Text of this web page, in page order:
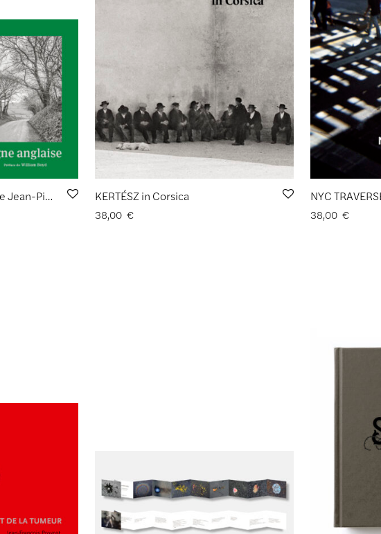
CAMPAGNE ANGLAISE de Jean-Pierre GILSON KERTÉSZ in Corsica
38,00 € 38,00 €